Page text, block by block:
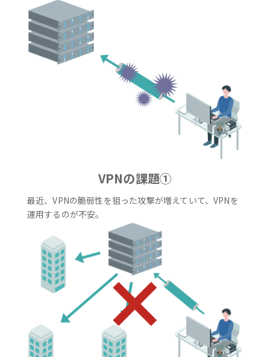
VPNの課題①
最近、VPNの脆弱性を狙った攻撃が増えていて、VPNを
運用するのが不安。